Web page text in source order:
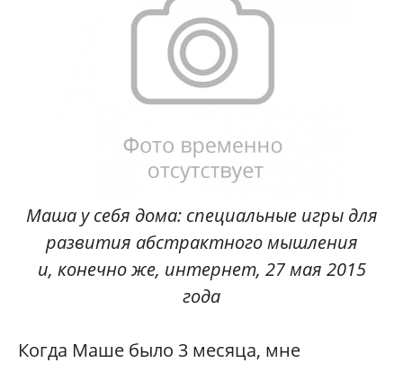
Маша у себя дома: специальные игры для
развития абстрактного мышления
и, конечно же, интернет, 27 мая 2015
года
Когда Маше было 3 месяца, мне